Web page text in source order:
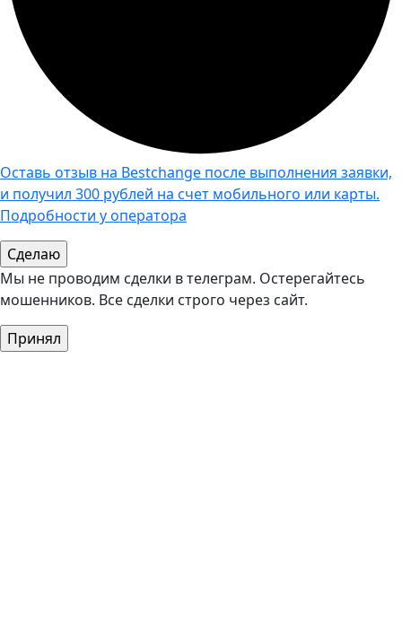
Оставь отзыв на Bestchange после выполнения заявки,
и получил 300 рублей на счет мобильного или карты.
Подробности у оператора
Мы не проводим сделки в телеграм. Остерегайтесь
мошенников. Все сделки строго через сайт.